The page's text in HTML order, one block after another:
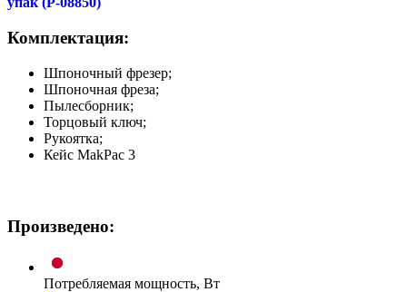
Комплектация:
Шпоночный фрезер;
Шпоночная фреза;
Пылесборник;
Торцовый ключ;
Рукоятка;
Кейс MakPac 3
Произведено:
Потребляемая мощность, Вт